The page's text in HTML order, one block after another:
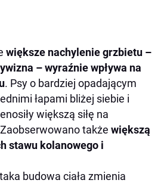
większe nachylenie grzbietu –
– wyraźnie wpływa na
. Psy o bardziej opadającym
łapami bliżej siebie i
większą siłę na
także większą
stawu kolanowego i
budowa ciała zmienia